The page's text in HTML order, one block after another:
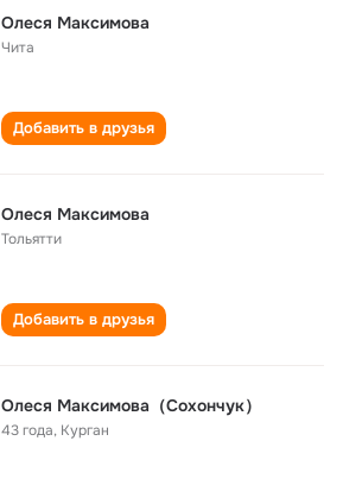
Олеся Максимова
Чита
Добавить в друзья
Олеся Максимова
Тольятти
Добавить в друзья
Олеся Максимова（Сохончук）
43 года, Курган